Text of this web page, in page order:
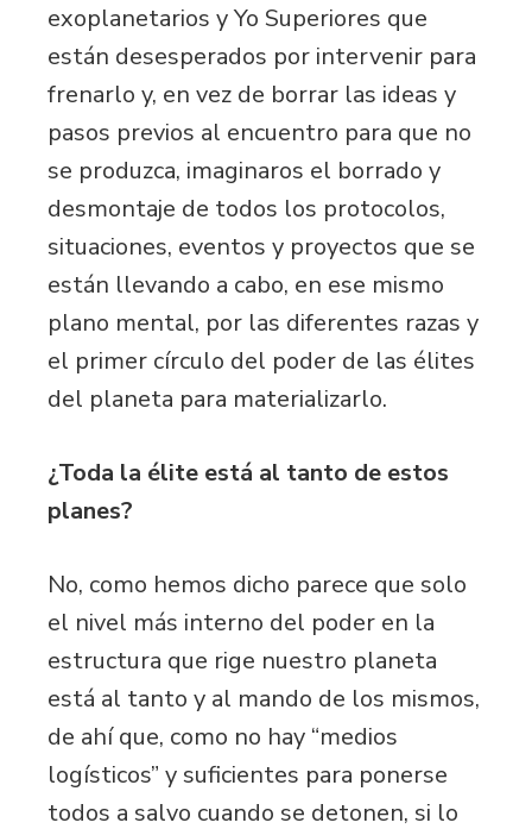
exoplanetarios y Yo Superiores que
están desesperados por intervenir para
frenarlo y, en vez de borrar las ideas y
pasos previos al encuentro para que no
se produzca, imaginaros el borrado y
desmontaje de todos los protocolos,
situaciones, eventos y proyectos que se
están llevando a cabo, en ese mismo
plano mental, por las diferentes razas y
el primer círculo del poder de las élites
del planeta para materializarlo.
¿Toda la élite está al tanto de estos
planes?
No, como hemos dicho parece que solo
el nivel más interno del poder en la
estructura que rige nuestro planeta
está al tanto y al mando de los mismos,
de ahí que, como no hay “medios
logísticos” y suficientes para ponerse
todos a salvo cuando se detonen, si lo